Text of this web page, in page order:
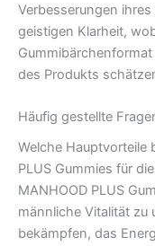
Verbesserungen
geistigen Klarheit,
des Produkts
Häufig gestellte
Welche Hauptvorteile
PLUS Gummies für
MANHOOD PLUS
männliche Vitalität zu
bekämpfen, das